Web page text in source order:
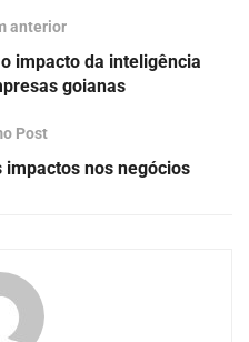
anterior
impacto da inteligência
goianas
Post
nos negócios